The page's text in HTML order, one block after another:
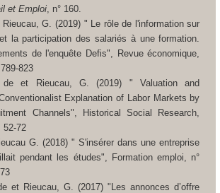
et Emploi , n° 160.
G. (2019) " Le rôle de l'information sur
la participation des salariés à une formation.
de l'enquête Defis",
Revue économique,
823
de et Rieucau, G. (2019) " Valuation and
Explanation of Labor Markets by
Channels",
Historical Social Research,
52-72
G. (2018) " S'insérer dans une entreprise
pendant les études", Formation emploi, n°
et Rieucau, G. (2017) "Les annonces d’offre